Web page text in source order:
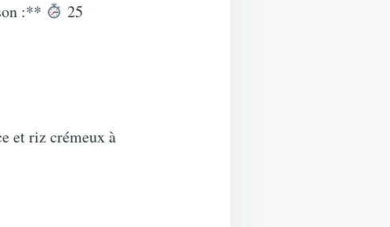
:**
25
et riz crémeux à